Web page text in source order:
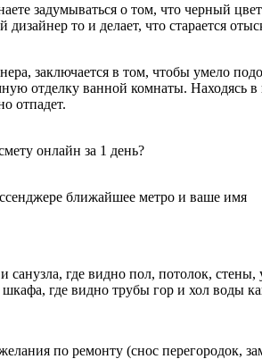
задумываться о том, что черный
то и делает, что старается
заключается в том, чтобы умело
отделку ванной комнаты. Находясь
отпадет.
онлайн за 1 день?
ближайшее метро и ваше имя
санузла, где видно пол, потолок, стены,
шкафа, где видно трубы гор и хол воды
по ремонту (снос перегородок,